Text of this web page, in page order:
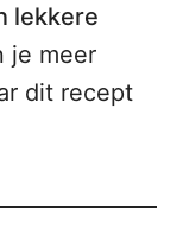
lekkere
je meer
dit recept